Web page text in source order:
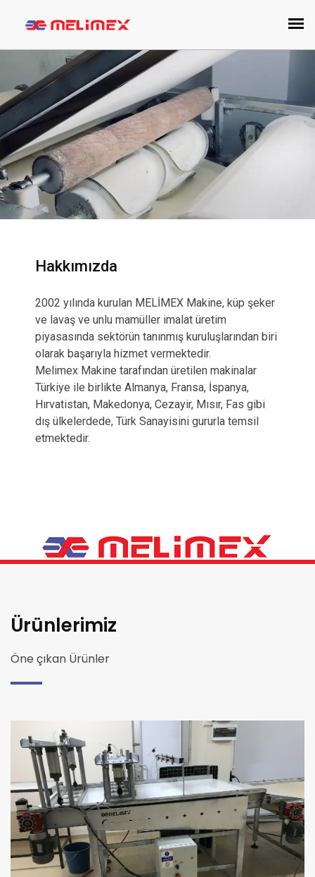
Hakkımızda
2002 yılında kurulan MELİMEX Makine, küp şeker
ve lavaş ve unlu mamüller imalat üretim
piyasasında sektörün tanınmış kuruluşlarından biri
olarak başarıyla hizmet vermektedir.
Melimex Makine tarafından üretilen makinalar
Türkiye ile birlikte Almanya, Fransa, İspanya,
Hırvatistan, Makedonya, Cezayir, Mısır, Fas gibi
dış ülkelerdede, Türk Sanayisini gururla temsil
etmektedir.
Ürünlerimiz
Öne çıkan Ürünler